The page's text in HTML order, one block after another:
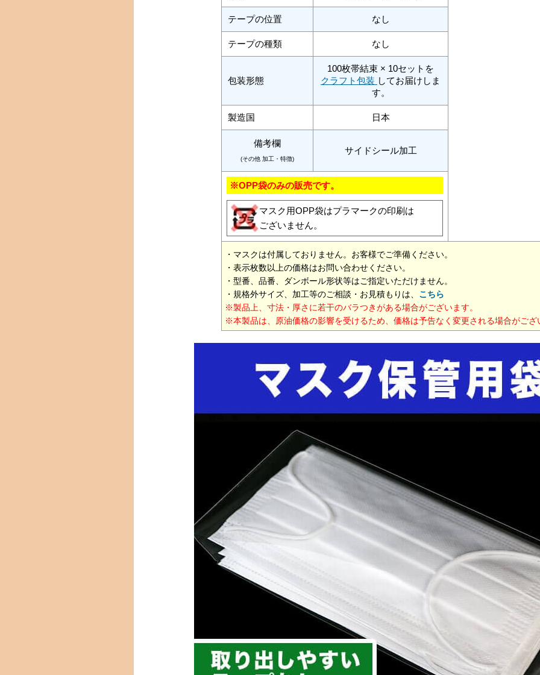
テープの位置 なし
テープの種類 なし
包装形態
100枚帯結束 × 10セットを
クラフト包装 してお届けしま
す。
製造国 日本
備考欄
(その他 加工・特徴)
サイドシール加工
※OPP袋のみの販売です。
マスク用OPP袋はプラマークの印刷は
ございません。
・マスクは付属しておりません。お客様でご準備ください。
・表示枚数以上の価格はお問い合わせください。
・型番、品番、ダンボール形状等はご指定いただけません。
・規格外サイズ、加工等のご相談・お見積もりは、 こちら
※製品上、寸法・厚さに若干のバラつきがある場合がございます。
※本製品は、原油価格の影響を受けるため、価格は予告なく変更される場合がござ